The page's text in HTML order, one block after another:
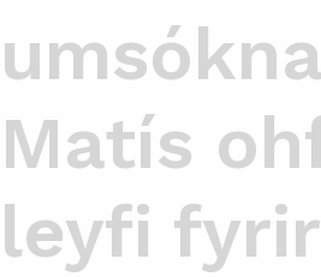
Matís
leyfi fyrir